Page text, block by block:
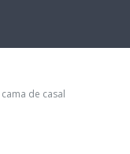
cama de casal